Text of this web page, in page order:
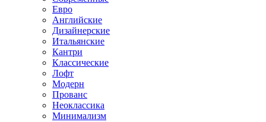
Евро
Английские
Дизайнерские
Итальянские
Кантри
Классические
Лофт
Модерн
Прованс
Неоклассика
Минимализм